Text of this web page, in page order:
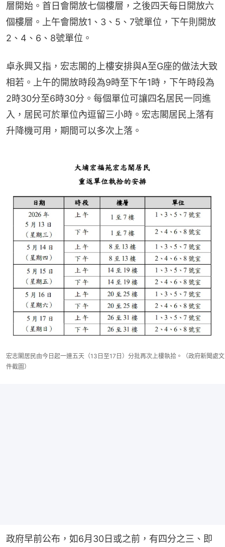
層開始。首日會開放七個樓層，之後四天每日開放六
個樓層。上午會開放1、3、5、7號單位，下午則開放
2、4、6、8號單位。
卓永興又指，宏志閣的上樓安排與A至G座的做法大致
相若。上午的開放時段為9時至下午1時，下午時段為
2時30分至6時30分。每個單位可讓四名居民一同進
入，居民可於單位內逗留三小時。宏志閣居民上落有
升降機可用，期間可以多次上落。
宏志閣居民由今日起一連五天（13日至17日）分批再次上樓執拾。（政府新聞處文
件截圖）
政府早前公布，如6月30日或之前，有四分之三、即